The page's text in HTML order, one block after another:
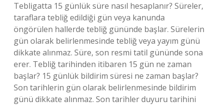
Tebligatta 15 günlük süre nasıl hesaplanır? Süreler,
taraflara tebliğ edildiği gün veya kanunda
öngörülen hallerde tebliğ gününde başlar. Sürelerin
gün olarak belirlenmesinde tebliğ veya yayım günü
dikkate alınmaz. Süre, son resmi tatil gününde sona
erer. Tebliğ tarihinden itibaren 15 gün ne zaman
başlar? 15 günlük bildirim süresi ne zaman başlar?
Son tarihlerin gün olarak belirlenmesinde bildirim
günü dikkate alınmaz. Son tarihler duyuru tarihini